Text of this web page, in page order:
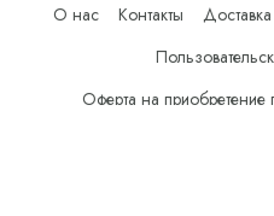
О нас Контакты
Оферта на приобретение